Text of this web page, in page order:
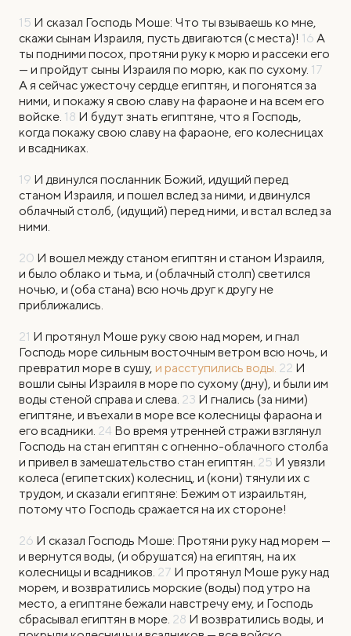
15 И сказал Господь Моше: Что ты взываешь ко мне,
скажи сынам Израиля, пусть двигаются (с места)! 16 А
ты подними посох, протяни руку к морю и рассеки его
— и пройдут сыны Израиля по морю, как по сухому. 17
А я сейчас ужесточу сердце египтян, и погонятся за
ними, и покажу я свою славу на фараоне и на всем его
войске. 18 И будут знать египтяне, что я Господь,
когда покажу свою славу на фараоне, его колесницах
и всадниках.
19 И двинулся посланник Божий, идущий перед
станом Израиля, и пошел вслед за ними, и двинулся
облачный столб, (идущий) перед ними, и встал вслед за
ними.
20 И вошел между станом египтян и станом Израиля,
и было облако и тьма, и (облачный столп) светился
ночью, и (оба стана) всю ночь друг к другу не
приближались.
21 И протянул Моше руку свою над морем, и гнал
Господь море сильным восточным ветром всю ночь, и
превратил море в сушу, и расступились воды. 22 И
вошли сыны Израиля в море по сухому (дну), и были им
воды стеной справа и слева. 23 И гнались (за ними)
египтяне, и въехали в море все колесницы фараона и
его всадники. 24 Во время утренней стражи взглянул
Господь на стан египтян с огненно-облачного столба
и привел в замешательство стан египтян. 25 И увязли
колеса (египетских) колесниц, и (кони) тянули их с
трудом, и сказали египтяне: Бежим от израильтян,
потому что Господь сражается на их стороне!
26 И сказал Господь Моше: Протяни руку над морем —
и вернутся воды, (и обрушатся) на египтян, на их
колесницы и всадников. 27 И протянул Моше руку над
морем, и возвратились морские (воды) под утро на
место, а египтяне бежали навстречу ему, и Господь
сбрасывал египтян в море. 28 И возвратились воды, и